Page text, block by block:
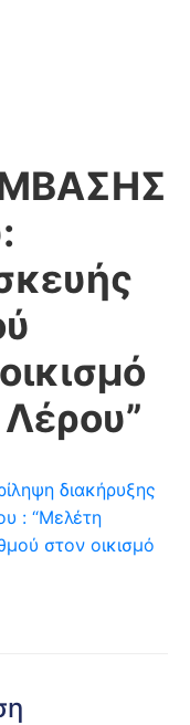
διακήρυξης
: “Μελέτη
στον οικισμό